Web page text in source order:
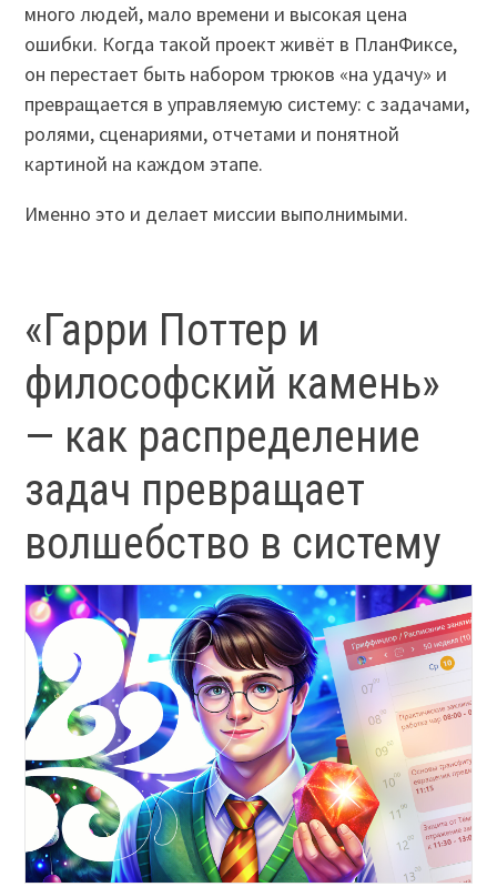
много людей, мало времени и высокая цена
ошибки. Когда такой проект живёт в ПланФиксе,
он перестает быть набором трюков «на удачу» и
превращается в управляемую систему: с задачами,
ролями, сценариями, отчетами и понятной
картиной на каждом этапе.
Именно это и делает миссии выполнимыми.
«Гарри Поттер и
философский камень»
— как распределение
задач превращает
волшебство в систему